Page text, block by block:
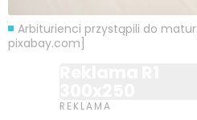
Arbiturienci przystąpili do
pixabay.com]